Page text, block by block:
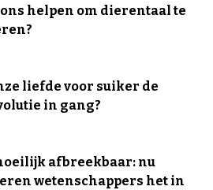
helpen om dierentaal te
liefde voor suiker de
in gang?
afbreekbaar: nu
wetenschappers het in